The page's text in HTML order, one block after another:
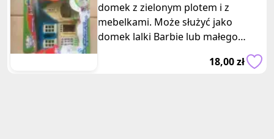
domek z zielonym plotem i z
mebelkami. Może służyć jako
domek lalki Barbie lub małego
misia. Wymiary opakowania: 18 x
18,00 zł